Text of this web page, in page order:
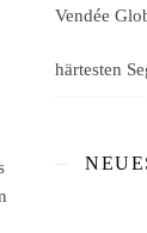
Vendée
härtesten